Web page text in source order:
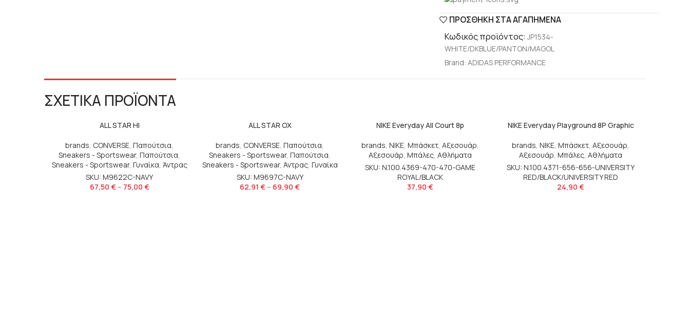
ΠΡΟΣΘΉΚΗ ΣΤΑ ΑΓΑΠΗΜΈΝΑ
Κωδικός προϊόντος:JP1534-
WHITE/DKBLUE/PANTON/MAGOL
Brand: ADIDAS PERFORMANCE
ΣΧΕΤΙΚΑ ΠΡΟΪΟΝΤΑ
ALL STAR HI
brands, CONVERSE, Παπούτσια,
Sneakers - Sportswear, Παπούτσια,
Sneakers - Sportswear, Γυναίκα, Άντρας
SKU: M9622C-NAVY
67,50 € – 75,00 €
ALL STAR OX
brands, CONVERSE, Παπούτσια,
Sneakers - Sportswear, Παπούτσια,
Sneakers - Sportswear, Άντρας, Γυναίκα
SKU: M9697C-NAVY
62,91 € – 69,90 €
NIKE Everyday All Court 8p
brands, NIKE, Μπάσκετ, Αξεσουάρ,
Αξεσουάρ, Μπάλες, Αθλήματα
SKU: N.100.4369-470-470-GAME
ROYAL/BLACK
37,90 €
NIKE Everyday Playground 8P Graphic
brands, NIKE, Μπάσκετ, Αξεσουάρ,
Αξεσουάρ, Μπάλες, Αθλήματα
SKU: N.100.4371-656-656-UNIVERSITY
RED/BLACK/UNIVERSITY RED
24,90 €